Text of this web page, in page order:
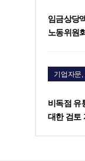
임금상당
노동위원
비독점 유
대한 검토